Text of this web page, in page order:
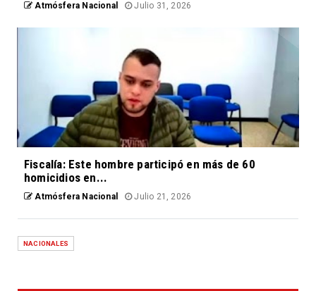
Atmósfera Nacional Julio 31, 2026
Fiscalía: Este hombre participó en más de 60
homicidios en...
Atmósfera Nacional Julio 21, 2026
NACIONALES